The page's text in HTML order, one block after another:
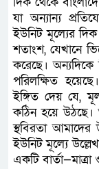
যা অন্যান্য
ইউনিট মূল্যের
শতাংশ, যেখানে
করেছে। অন্যদিকে
পরিলক্ষিত
ইঙ্গিত দেয় যে,
কঠিন হয়ে
স্থবিরতা আমাদের
ইউনিট মূল্যে
একটি